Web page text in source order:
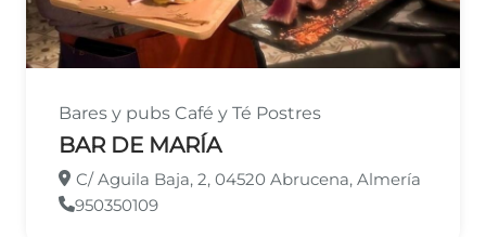
Bares y pubs Café y Té Postres
BAR DE MARÍA
C/ Aguila Baja, 2, 04520 Abrucena, Almería
950350109